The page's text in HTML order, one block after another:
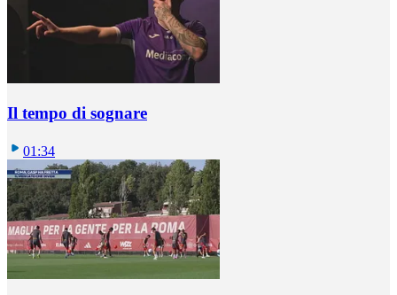
Il tempo di sognare
01:34